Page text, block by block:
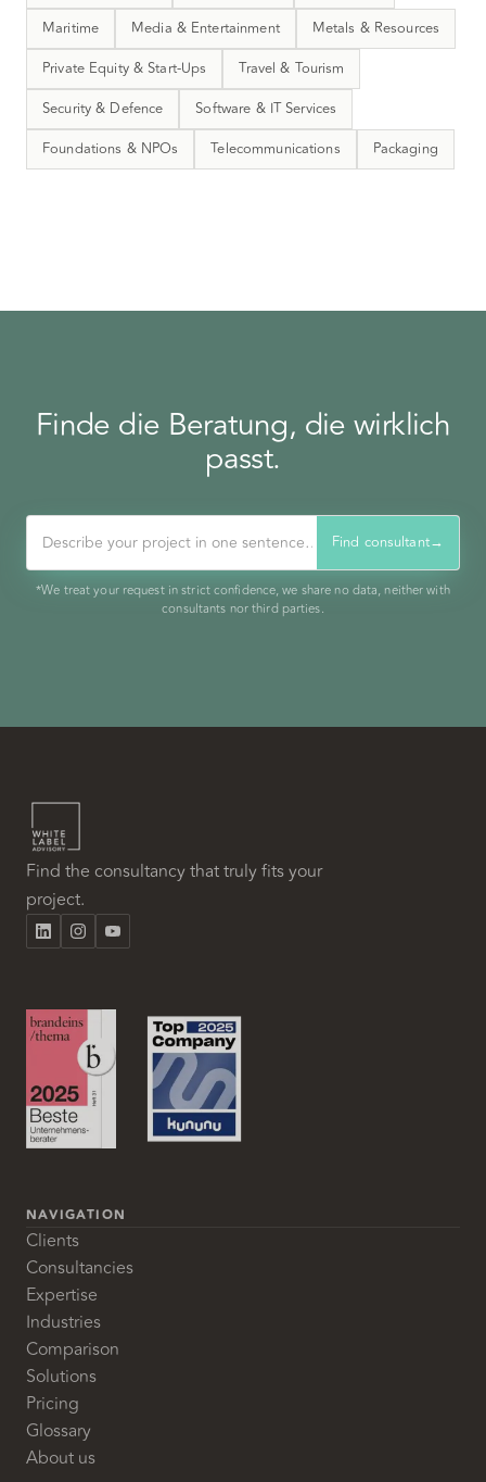
Maritime
Media & Entertainment
Metals & Resources
Private Equity & Start-Ups
Travel & Tourism
Security & Defence
Software & IT Services
Foundations & NPOs
Telecommunications Packaging
Finde die Beratung, die wirklich
passt.
Find consultant→
*We treat your request in strict confidence, we share no data, neither with
consultants nor third parties.
Find the consultancy that truly fits your
project.
NAVIGATION
Clients
Consultancies
Expertise
Industries
Comparison
Solutions
Pricing
Glossary
About us